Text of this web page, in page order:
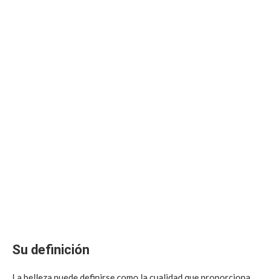
Su definición